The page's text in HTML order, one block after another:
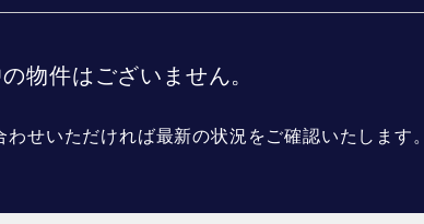
物件はございません。
わせいただければ最新の状況をご確認いたします。